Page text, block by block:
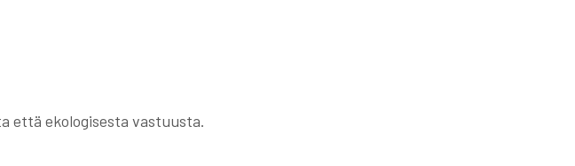
että ekologisesta vastuusta.